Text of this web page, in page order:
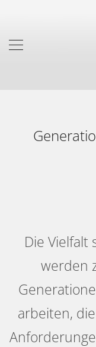
Die Vielfalt
werden
arbeiten,